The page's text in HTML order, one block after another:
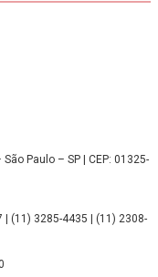
Paulo – SP | CEP: 01325-
| (11) 3285-4435 | (11) 2308-